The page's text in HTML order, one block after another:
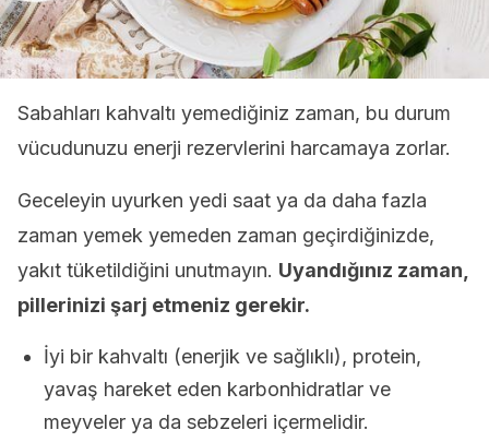
Sabahları kahvaltı yemediğiniz zaman, bu durum
vücudunuzu enerji rezervlerini harcamaya zorlar.
Geceleyin uyurken yedi saat ya da daha fazla
zaman yemek yemeden zaman geçirdiğinizde,
yakıt tüketildiğini unutmayın. Uyandığınız zaman,
pillerinizi şarj etmeniz gerekir.
İyi bir kahvaltı (enerjik ve sağlıklı), protein,
yavaş hareket eden karbonhidratlar ve
meyveler ya da sebzeleri içermelidir.